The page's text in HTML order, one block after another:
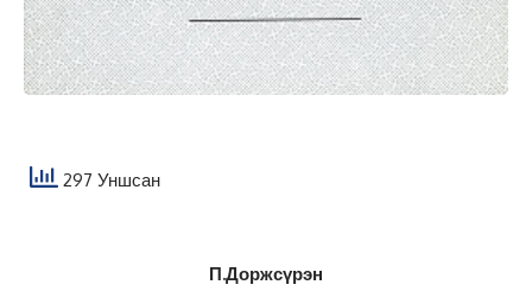
297 Уншсан
П.Доржсүрэн